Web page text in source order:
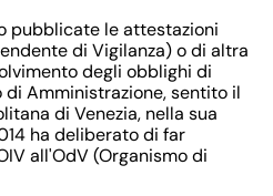
pubblicate le attestazioni
di Vigilanza) o di altra
degli obblighi di
di Amministrazione, sentito il
di Venezia, nella sua
ha deliberato di far
all'OdV (Organismo di